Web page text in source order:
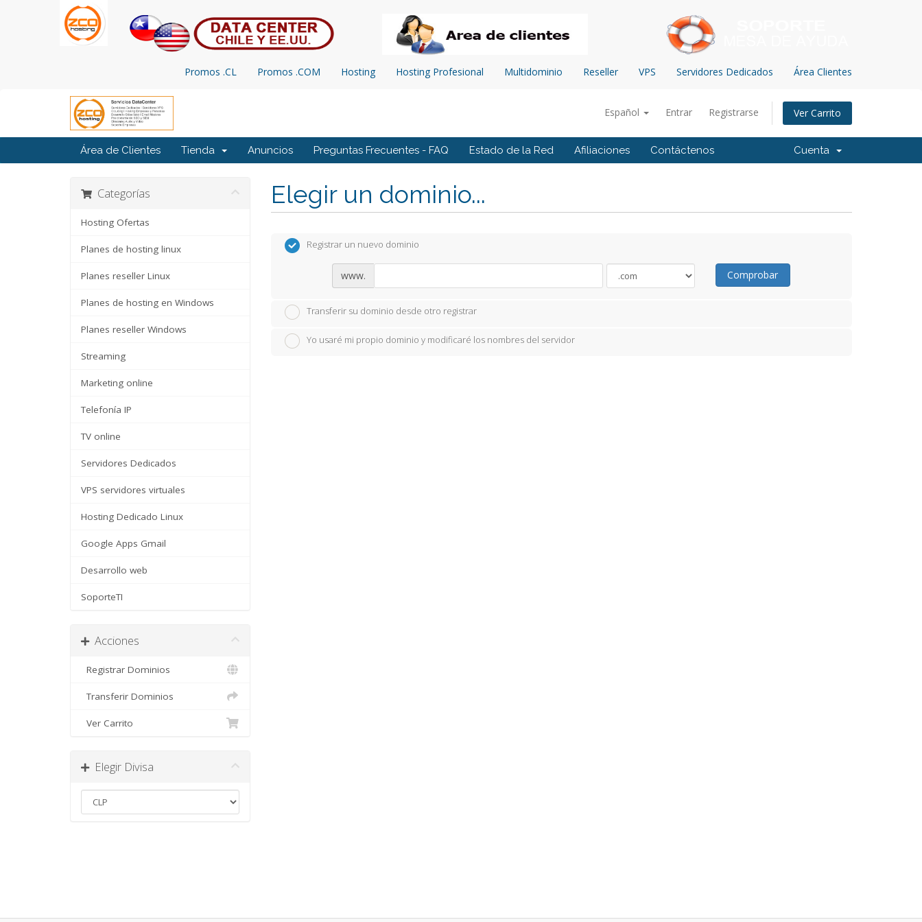
Promos .CL Promos .COM Hosting Hosting Profesional Multidominio Reseller VPS Servidores Dedicados Área Clientes
Español Entrar Registrarse Ver Carrito
Área de Clientes Tienda Anuncios Preguntas Frecuentes - FAQ Estado de la Red Afiliaciones Contáctenos Cuenta
Elegir un dominio...
Categorías
Hosting Ofertas
Planes de hosting linux
Planes reseller Linux
Planes de hosting en Windows
Planes reseller Windows
Streaming
Marketing online
Telefonía IP
TV online
Servidores Dedicados
VPS servidores virtuales
Hosting Dedicado Linux
Google Apps Gmail
Desarrollo web
SoporteTI
Acciones
Registrar Dominios
Transferir Dominios
Ver Carrito
Elegir Divisa
Registrar un nuevo dominio
www. Comprobar
Transferir su dominio desde otro registrar
Yo usaré mi propio dominio y modificaré los nombres del servidor